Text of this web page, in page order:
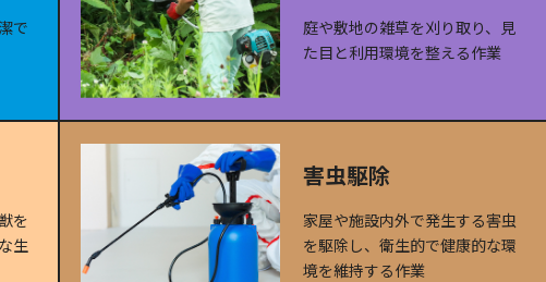
で
庭や敷地の雑草を刈り取り、見
た目と利用環境を整える作業
を
生
害虫駆除
家屋や施設内外で発生する害虫
を駆除し、衛生的で健康的な環
境を維持する作業